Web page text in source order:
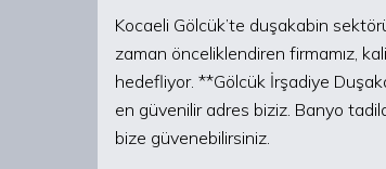
Kocaeli Gölcük’te duşakabin
zaman önceliklendiren firmamız,
hedefliyor. **Gölcük İrşadiye
en güvenilir adres biziz. Banyo
bize güvenebilirsiniz.